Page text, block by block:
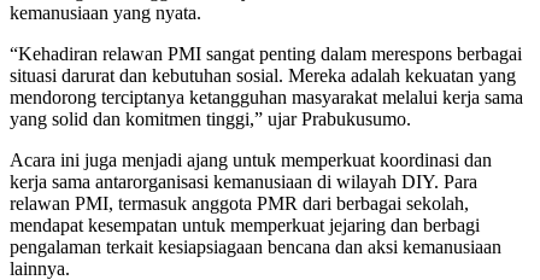
kemanusiaan yang nyata.
“Kehadiran relawan PMI sangat penting dalam merespons berbagai
situasi darurat dan kebutuhan sosial. Mereka adalah kekuatan yang
mendorong terciptanya ketangguhan masyarakat melalui kerja sama
yang solid dan komitmen tinggi,” ujar Prabukusumo.
Acara ini juga menjadi ajang untuk memperkuat koordinasi dan
kerja sama antarorganisasi kemanusiaan di wilayah DIY. Para
relawan PMI, termasuk anggota PMR dari berbagai sekolah,
mendapat kesempatan untuk memperkuat jejaring dan berbagi
pengalaman terkait kesiapsiagaan bencana dan aksi kemanusiaan
lainnya.